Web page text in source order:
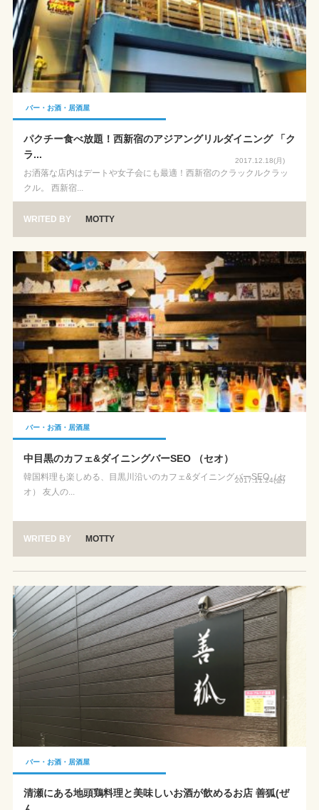
バー・お酒・居酒屋
パクチー食べ放題！西新宿のアジアングリルダイニング 「ク
ラ...
お洒落な店内はデートや女子会にも最適！西新宿のクラックルクラッ
クル。 西新宿...
2017.12.18(月)
WRITED BY MOTTY
バー・お酒・居酒屋
中目黒のカフェ&ダイニングバーSEO （セオ）
韓国料理も楽しめる、目黒川沿いのカフェ&ダイニングバーSEO（セ
オ） 友人の...
2017.11.24(金)
WRITED BY MOTTY
バー・お酒・居酒屋
清瀬にある地頭鶏料理と美味しいお酒が飲めるお店 善狐(ぜ